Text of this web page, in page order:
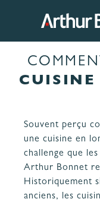
NOS
95 ANS DE
NOS
CUISINE
Souvent perçu
une cuisine en
challenge que
Arthur Bonnet
Historiquement
anciens, les